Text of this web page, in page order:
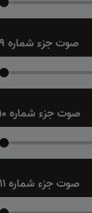
صوت جزء شماره 9
صوت جزء شماره 10
صوت جزء شماره 11